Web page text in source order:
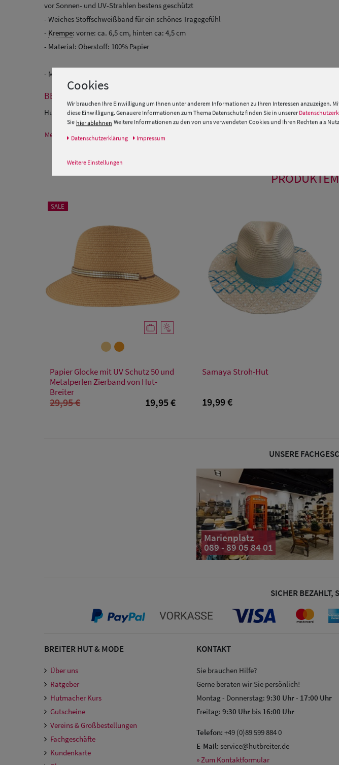
vor Sonnen- und UV-Strahlen bestens geschützt
- Weiches Stoffschweißband für ein schönes Tragegefühl
- Krempe: vorne: ca. 6,5 cm, hinten ca: 4,5 cm
- Material: Oberstoff: 100% Papier
- Material: Oberstoff: 100% Papier
BESCHREIBUNG
Hut-Breiter elegante Schute mit breiterKrempeund modischer Schleife.
Mehr Informationen zum Hersteller und EU Verantwortlichen »
SALE
Einheitsgröße
Papier Glocke mit UV Schutz 50 und
Metalperlen Zierband von Hut-
Breiter
29,95 € 19,95 €
Einheitsgröße
Samaya Stroh-Hut
19,99 €
UNSERE
Marienplatz
089 - 89 05 84 01
SICHER BEZAHLT,
BREITER HUT & MODE
Über uns
Ratgeber
Hutmacher Kurs
Gutscheine
Vereins & Großbestellungen
Fachgeschäfte
Kundenkarte
KONTAKT
Sie brauchen Hilfe?
Gerne beraten wir Sie persönlich!
Montag - Donnerstag: 9:30 Uhr- 17:00 Uhr
Freitag: 9:30 Uhr bis 16:00 Uhr
Telefon: +49 (0)89 599 884 0
E-Mail: service@hutbreiter.de
» Zum Kontaktformular
Cookies
Wir brauchen Ihre Einwilligung um Ihnen unter anderem Informationen zu Ihren Interessen anzuzeigen.
diese Einwilligung. Genauere Informationen zum Thema Datenschutz finden Sie in unserer
Sie hier ablehnen Weitere Informationen zu den von uns verwendeten Cookies und Ihren Rechten als
Daten­schutz­erklärung Impressum
Weitere Einstellungen